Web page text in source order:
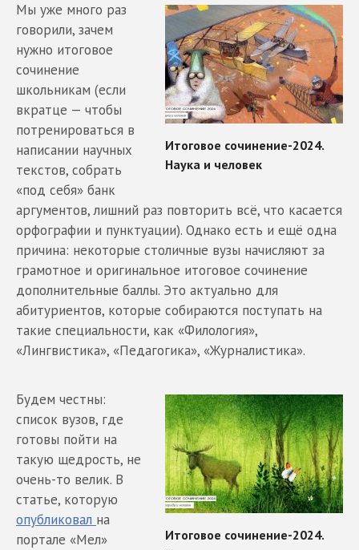
Мы уже много раз
говорили, зачем
нужно итоговое
сочинение
школьникам (если
вкратце — чтобы
потренироваться в
написании научных
текстов, собрать
«под себя» банк
аргументов, лишний раз повторить всё, что касается
орфографии и пунктуации). Однако есть и ещё одна
причина: некоторые столичные вузы начисляют за
грамотное и оригинальное итоговое сочинение
дополнительные баллы. Это актуально для
абитуриентов, которые собираются поступать на
такие специальности, как «Филология»,
«Лингвистика», «Педагогика», «Журналистика».
Будем честны:
список вузов, где
готовы пойти на
такую щедрость, не
очень-то велик. В
статье, которую
опубликовал на
портале «Мел»